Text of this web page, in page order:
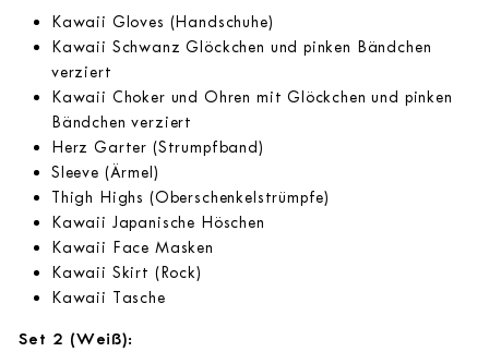
Kawaii Gloves (Handschuhe)
Kawaii Schwanz Glöckchen und pinken Bändchen
verziert
Kawaii Choker und Ohren mit Glöckchen und pinken
Bändchen verziert
Herz Garter (Strumpfband)
Sleeve (Ärmel)
Thigh Highs (Oberschenkelstrümpfe)
Kawaii Japanische Höschen
Kawaii Face Masken
Kawaii Skirt (Rock)
Kawaii Tasche
Set 2 (Weiß):